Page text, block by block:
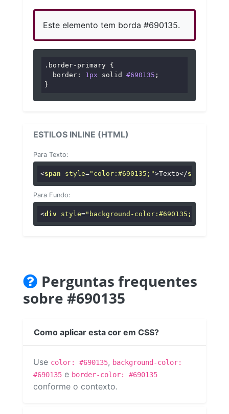
Este elemento tem borda #690135.
.border-primary {
border : 1px solid #690135 ;
}
ESTILOS INLINE (HTML)
Para Texto:
<span style="color:#690135;">Texto</span
Para Fundo:
<div style="background-color:#690135;"
Perguntas frequentes
sobre #690135
Como aplicar esta cor em CSS?
Use color: #690135, background-color:
#690135 e border-color: #690135
conforme o contexto.